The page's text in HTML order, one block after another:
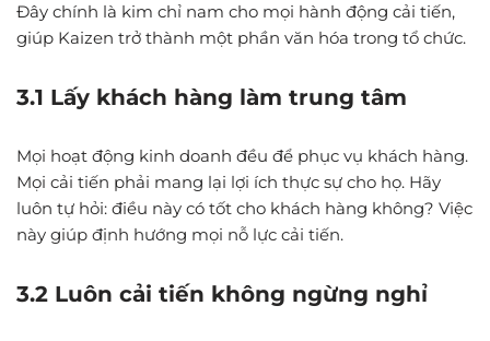
Đây chính là kim chỉ nam cho mọi hành động cải tiến,
giúp Kaizen trở thành một phần văn hóa trong tổ chức.
3.1 Lấy khách hàng làm trung tâm
Mọi hoạt động kinh doanh đều để phục vụ khách hàng.
Mọi cải tiến phải mang lại lợi ích thực sự cho họ. Hãy
luôn tự hỏi: điều này có tốt cho khách hàng không? Việc
này giúp định hướng mọi nỗ lực cải tiến.
3.2 Luôn cải tiến không ngừng nghỉ